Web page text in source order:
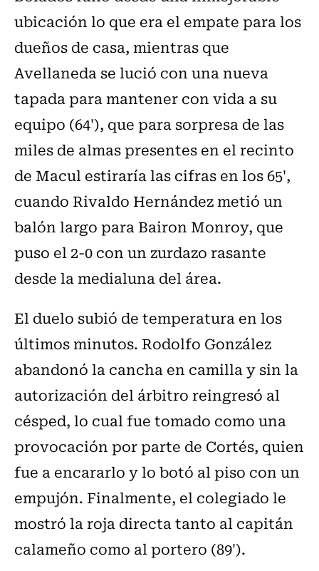
ubicación lo que era el empate para los
dueños de casa, mientras que
Avellaneda se lució con una nueva
tapada para mantener con vida a su
equipo (64'), que para sorpresa de las
miles de almas presentes en el recinto
de Macul estiraría las cifras en los 65',
cuando Rivaldo Hernández metió un
balón largo para Bairon Monroy, que
puso el 2-0 con un zurdazo rasante
desde la medialuna del área.
El duelo subió de temperatura en los
últimos minutos. Rodolfo González
abandonó la cancha en camilla y sin la
autorización del árbitro reingresó al
césped, lo cual fue tomado como una
provocación por parte de Cortés, quien
fue a encararlo y lo botó al piso con un
empujón. Finalmente, el colegiado le
mostró la roja directa tanto al capitán
calameño como al portero (89').